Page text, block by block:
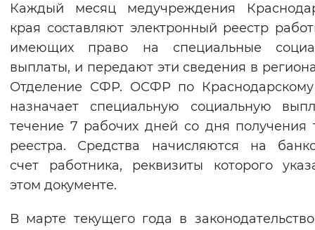
Каждый месяц медучреждения
края составляют электронный реестр
имеющих право на специальные
выплаты, и передают эти сведения в
Отделение СФР. ОСФР по
назначает специальную социальную
течение 7 рабочих дней со дня получения
реестра. Средства начисляются на
счет работника, реквизиты которого
этом документе.
В марте текущего года в